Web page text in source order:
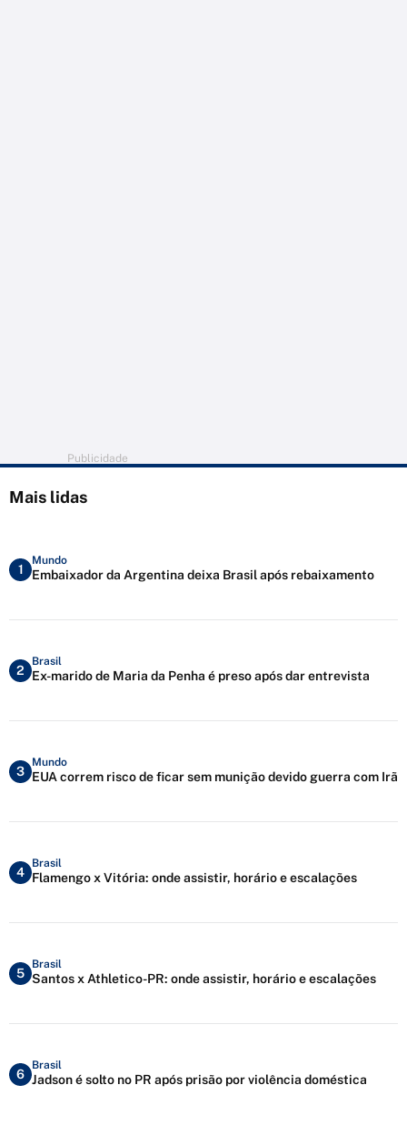
Publicidade
Mais lidas
1
Mundo
Embaixador da Argentina deixa Brasil após rebaixamento
2
Brasil
Ex-marido de Maria da Penha é preso após dar entrevista
3
Mundo
EUA correm risco de ficar sem munição devido guerra com Irã
4
Brasil
Flamengo x Vitória: onde assistir, horário e escalações
5
Brasil
Santos x Athletico-PR: onde assistir, horário e escalações
6
Brasil
Jadson é solto no PR após prisão por violência doméstica